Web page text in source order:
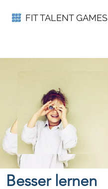
FIT TALENT GAMES
Besser lernen